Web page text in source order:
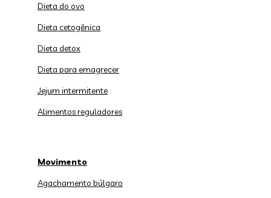
Dieta do ovo
Dieta cetogênica
Dieta detox
Dieta para emagrecer
Jejum intermitente
Alimentos reguladores
Movimento
Agachamento búlgaro